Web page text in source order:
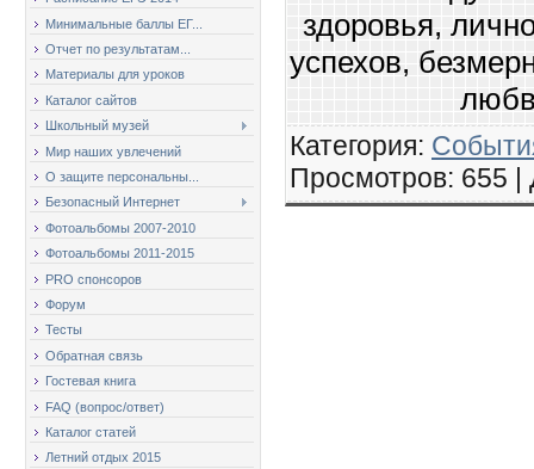
Минимальные баллы ЕГ...
Отчет по результатам...
Материалы для уроков
Каталог сайтов
Школьный музей
Мир наших увлечений
О защите персональны...
Безопасный Интернет
Фотоальбомы 2007-2010
Фотоальбомы 2011-2015
PRO спонсоров
Форум
Тесты
Обратная связь
Гостевая книга
FAQ (вопрос/ответ)
Каталог статей
Летний отдых 2015
здоровья,
успехов,
Категория:
Просмотров: 655 |